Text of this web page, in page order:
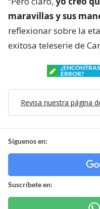
maravillas y sus
reflexionar sobre la
exitosa teleserie de
ERROR?
Revisa nuestra página
Síguenos en:
Suscríbete en: